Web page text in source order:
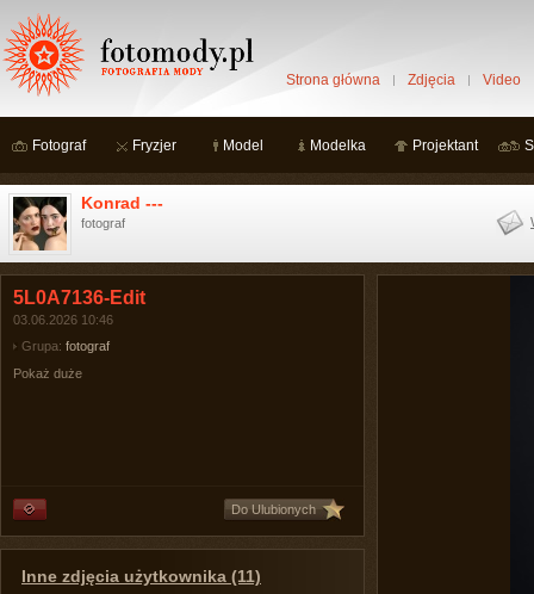
Strona główna Zdjęcia Video
Fotograf Fryzjer Model Modelka Projektant
Konrad ---
fotograf
5L0A7136-Edit
03.06.2026 10:46
Grupa: fotograf
Pokaż duże
Do Ulubionych
Inne zdjęcia użytkownika (11)